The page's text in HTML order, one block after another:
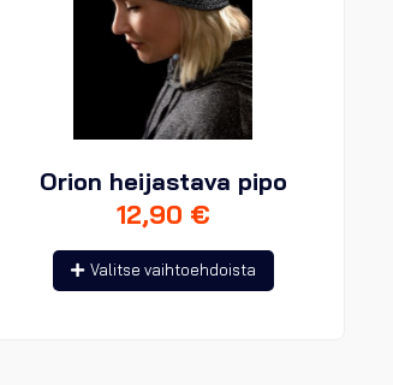
Orion heijastava pipo
12,90 €
Valitse vaihtoehdoista
Tällä
tuotteella